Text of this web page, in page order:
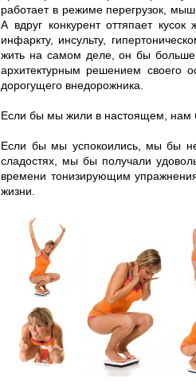
работает в режиме перегрузок,
А вдруг конкурент оттяпает
инфаркту, инсульту,
жить на самом деле, он бы
архитектурным решением своего
дорогущего внедорожника.
Если бы мы жили в настоящем, нам
Если бы мы успокоились, мы бы
сладостях, мы бы получали
времени тонизирующим
жизни.